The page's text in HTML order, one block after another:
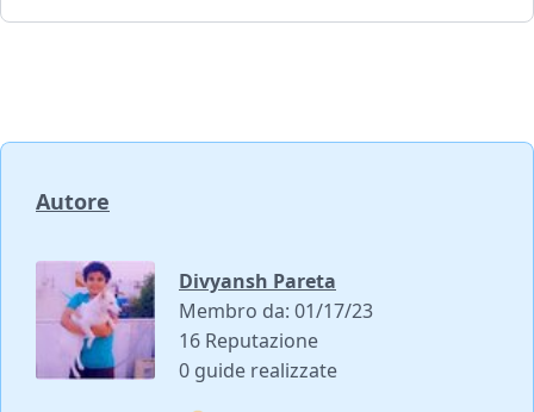
Autore
Divyansh Pareta
Membro da: 01/17/23
16 Reputazione
0 guide realizzate